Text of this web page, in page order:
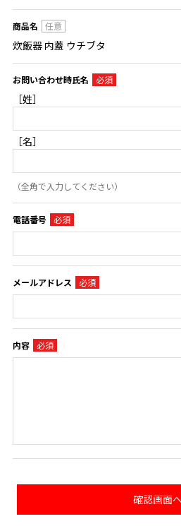
商品名
炊飯器 内蓋 ウチブタ
お問い合わせ時氏名
［姓］
［名］
（全角で入力してください）
電話番号
メールアドレス
内容